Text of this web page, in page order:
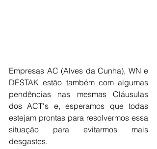
Empresas AC (Alves da Cunha), WN e
DESTAK estão também com algumas
pendências nas mesmas Cláusulas
dos ACT's e, esperamos que todas
estejam prontas para resolvermos essa
situação para evitarmos mais
desgastes.